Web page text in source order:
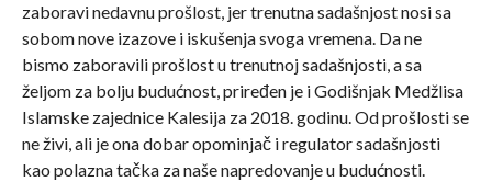
zaboravi nedavnu prošlost, jer trenutna sadašnjost nosi sa
sobom nove izazove i iskušenja svoga vremena. Da ne
bismo zaboravili prošlost u trenutnoj sadašnjosti, a sa
željom za bolju budućnost, priređen je i Godišnjak Medžlisa
Islamske zajednice Kalesija za 2018. godinu. Od prošlosti se
ne živi, ali je ona dobar opominjač i regulator sadašnjosti
kao polazna tačka za naše napredovanje u budućnosti.